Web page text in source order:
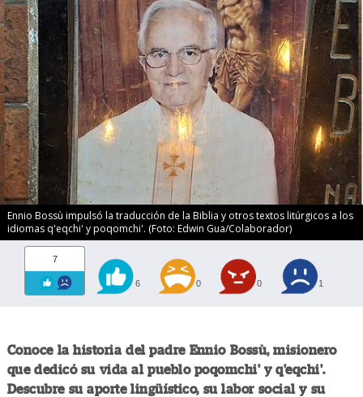
Ennio Bossù impulsó la traducción de la Biblia y otros textos litúrgicos a los
idiomas q'eqchi' y poqomchi'. (Foto: Edwin Gua/Colaborador)
7
6 0 0 1
Conoce la historia del padre Ennio Bossù, misionero
que dedicó su vida al pueblo poqomchi' y q'eqchi'.
Descubre su aporte lingüístico, su labor social y su